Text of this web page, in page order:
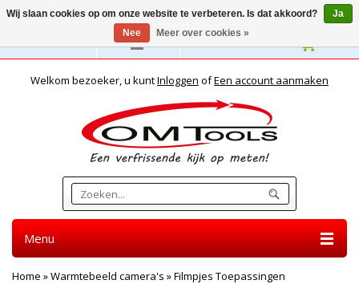
Nederlands
Welkom bezoeker, u kuntInloggen ofEen account aanmaken
Menu
Home »Warmtebeeld camera's »Filmpjes Toepassingen
Wij slaan cookies op om onze website te verbeteren. Is dat akkoord?
Ja
Nee
Meer over cookies »